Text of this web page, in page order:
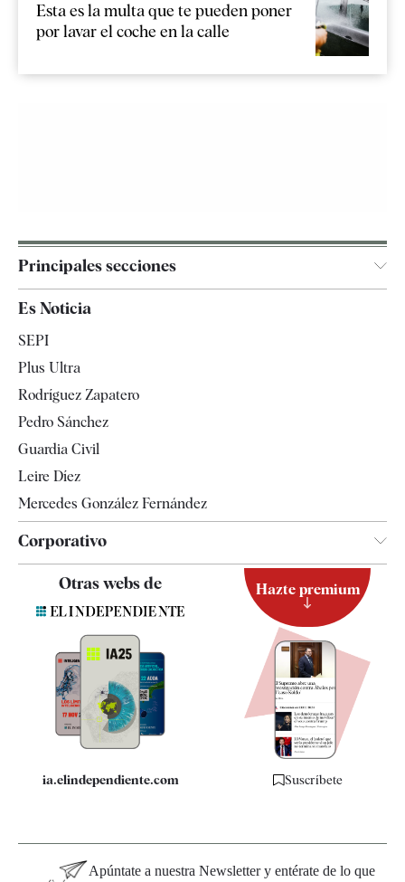
Esta es la multa que te pueden poner
por lavar el coche en la calle
Principales secciones
España
Televisión
Es Noticia
SEPI
Plus Ultra
Rodríguez Zapatero
Pedro Sánchez
Guardia Civil
Leire Díez
Mercedes González Fernández
Corporativo
Contacto
Quiénes somos
Especificaciones
Otras webs de
ia.elindependiente.com
Hazte premium
Suscríbete
Apúntate a nuestra Newsletter y entérate de lo que